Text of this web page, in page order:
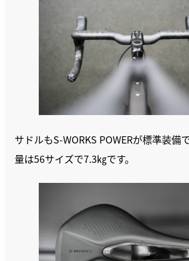
サドルもS-WORKS POWERが標準装備
量は56サイズで7.3㎏です。